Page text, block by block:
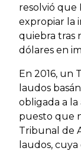
resolvió que
expropiar la
quiebra tras
dólares en
En 2016, un
laudos
obligada a la
puesto que
Tribunal de
laudos,